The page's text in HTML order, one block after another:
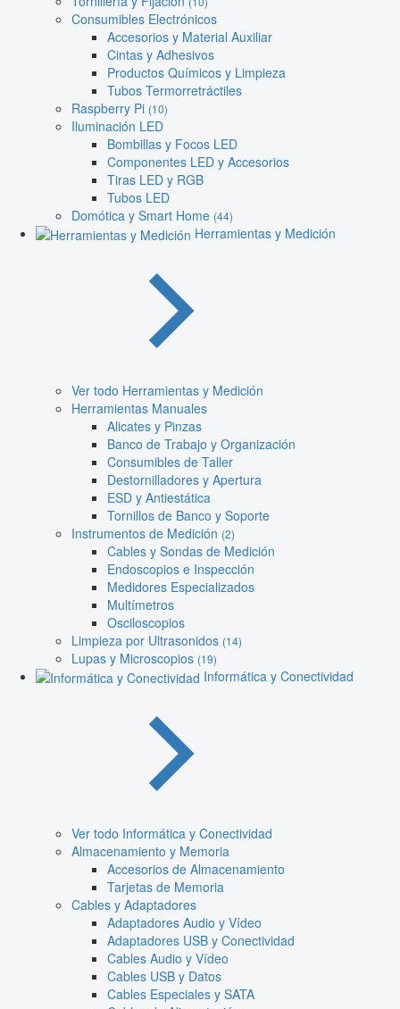
Consumibles Electrónicos
Accesorios y Material Auxiliar
Cintas y Adhesivos
Productos Químicos y Limpieza
Tubos Termorretráctiles
Raspberry Pi (10)
Iluminación LED
Bombillas y Focos LED
Componentes LED y Accesorios
Tiras LED y RGB
Tubos LED
Domótica y Smart Home (44)
Herramientas y Medición
Ver todo Herramientas y Medición
Herramientas Manuales
Alicates y Pinzas
Banco de Trabajo y Organización
Consumibles de Taller
Destornilladores y Apertura
ESD y Antiestática
Tornillos de Banco y Soporte
Instrumentos de Medición (2)
Cables y Sondas de Medición
Endoscopios e Inspección
Medidores Especializados
Multímetros
Osciloscopios
Limpieza por Ultrasonidos (14)
Lupas y Microscopios (19)
Informática y Conectividad
Ver todo Informática y Conectividad
Almacenamiento y Memoria
Accesorios de Almacenamiento
Tarjetas de Memoria
Cables y Adaptadores
Adaptadores Audio y Vídeo
Adaptadores USB y Conectividad
Cables Audio y Vídeo
Cables USB y Datos
Cables Especiales y SATA